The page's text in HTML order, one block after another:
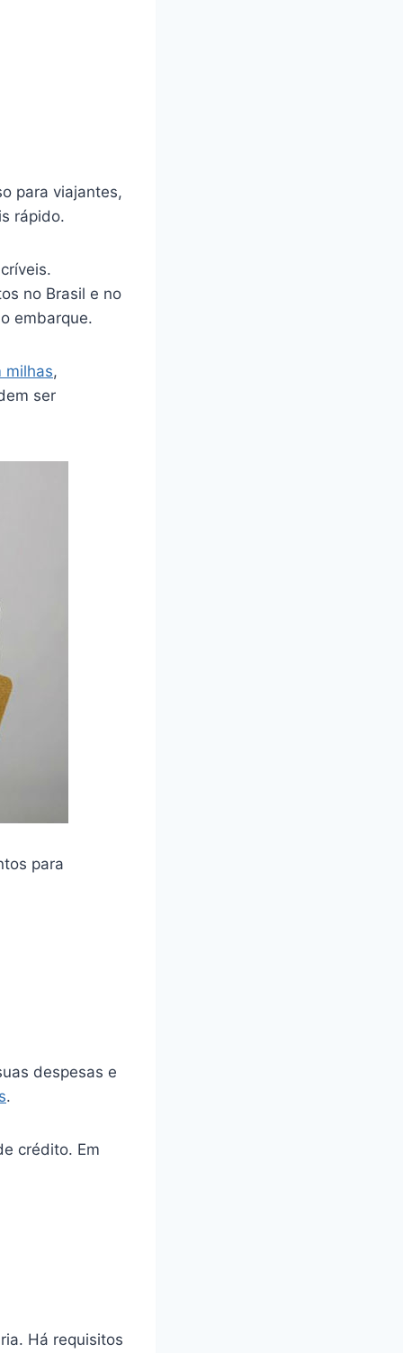
para viajantes,
rápido.
no Brasil e no
embarque.
milhas,
ser
para
despesas e
.
crédito. Em
Há requisitos